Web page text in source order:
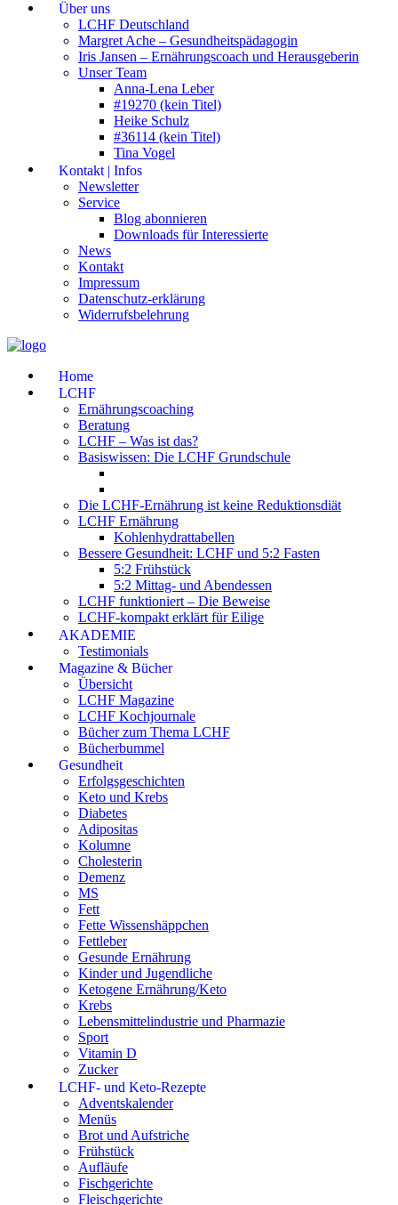
Über uns
LCHF Deutschland
Margret Ache – Gesundheitspädagogin
Iris Jansen – Ernährungscoach und Herausgeberin
Unser Team
Anna-Lena Leber
#19270 (kein Titel)
Heike Schulz
#36114 (kein Titel)
Tina Vogel
Kontakt | Infos
Newsletter
Service
Blog abonnieren
Downloads für Interessierte
News
Kontakt
Impressum
Datenschutz-erklärung
Widerrufsbelehrung
Home
LCHF
Ernährungscoaching
Beratung
LCHF – Was ist das?
Basiswissen: Die LCHF Grundschule
Die LCHF-Ernährung ist keine Reduktionsdiät
LCHF Ernährung
Kohlenhydrattabellen
Bessere Gesundheit: LCHF und 5:2 Fasten
5:2 Frühstück
5:2 Mittag- und Abendessen
LCHF funktioniert – Die Beweise
LCHF-kompakt erklärt für Eilige
AKADEMIE
Testimonials
Magazine & Bücher
Übersicht
LCHF Magazine
LCHF Kochjournale
Bücher zum Thema LCHF
Bücherbummel
Gesundheit
Erfolgsgeschichten
Keto und Krebs
Diabetes
Adipositas
Kolumne
Cholesterin
Demenz
MS
Fett
Fette Wissenshäppchen
Fettleber
Gesunde Ernährung
Kinder und Jugendliche
Ketogene Ernährung/Keto
Krebs
Lebensmittelindustrie und Pharmazie
Sport
Vitamin D
Zucker
LCHF- und Keto-Rezepte
Adventskalender
Menüs
Brot und Aufstriche
Frühstück
Aufläufe
Fischgerichte
Fleischgerichte